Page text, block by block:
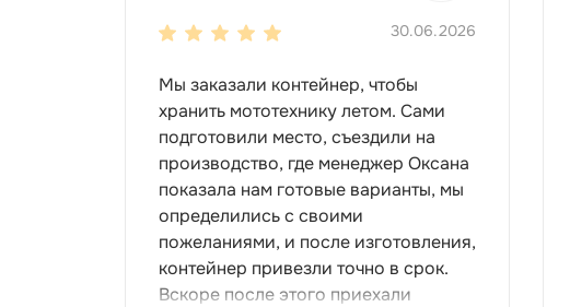
30.06.2026
Мы заказали контейнер, чтобы
хранить мототехнику летом. Сами
подготовили место, съездили на
производство, где менеджер Оксана
показала нам готовые варианты, мы
определились с своими
пожеланиями, и после изготовления,
контейнер привезли точно в срок.
Вскоре после этого приехали